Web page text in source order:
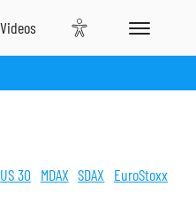
US 30 MDAX SDAX EuroStoxx